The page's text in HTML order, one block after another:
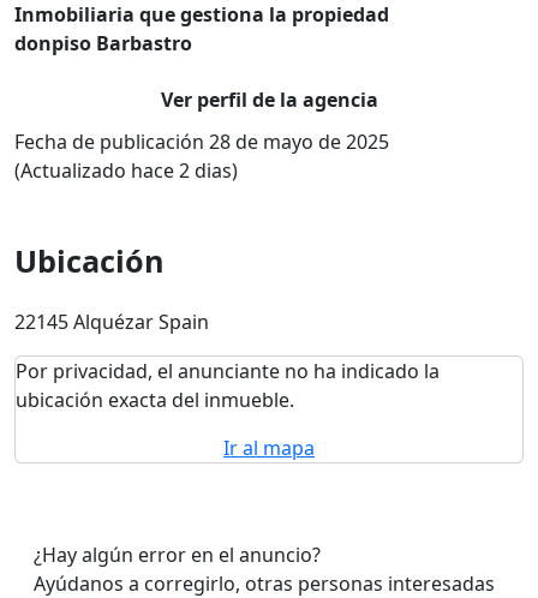
Inmobiliaria que gestiona la propiedad
donpiso Barbastro
Ver perfil de la agencia
Fecha de publicación 28 de mayo de 2025
(Actualizado hace 2 dias)
Ubicación
22145 Alquézar Spain
Por privacidad, el anunciante no ha indicado la
ubicación exacta del inmueble.
Ir al mapa
¿Hay algún error en el anuncio?
Ayúdanos a corregirlo, otras personas interesadas